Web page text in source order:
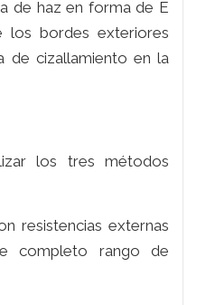
de haz en forma de E
bordes exteriores
de cizallamiento en la
los tres métodos
resistencias externas
completo rango de